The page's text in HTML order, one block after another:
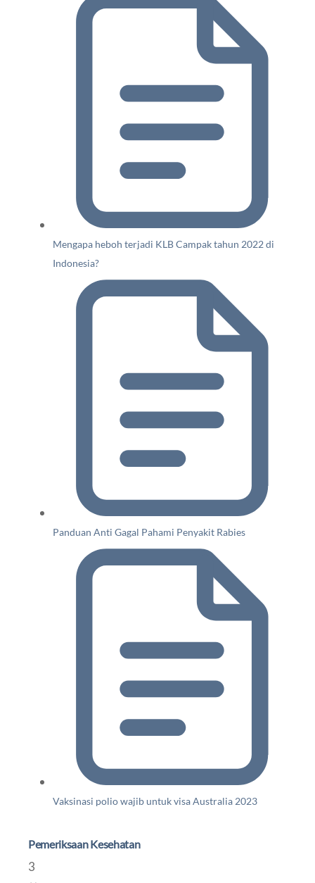
Mengapa heboh terjadi KLB Campak tahun 2022 di
Indonesia?
Panduan Anti Gagal Pahami Penyakit Rabies
Vaksinasi polio wajib untuk visa Australia 2023
Pemeriksaan Kesehatan
3